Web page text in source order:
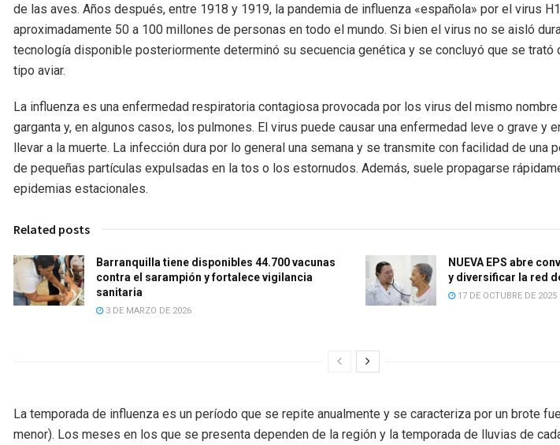
de las aves. Años después, entre 1918 y 1919, la pandemia de influenza «española» por el virus
aproximadamente 50 a 100 millones de personas en todo el mundo. Si bien el virus no se aisló
tecnología disponible posteriormente determinó su secuencia genética y se concluyó que se trató
tipo aviar.
La influenza es una enfermedad respiratoria contagiosa provocada por los virus del mismo
garganta y, en algunos casos, los pulmones. El virus puede causar una enfermedad leve o grave y
llevar a la muerte. La infección dura por lo general una semana y se transmite con facilidad de una
de pequeñas partículas expulsadas en la tos o los estornudos. Además, suele propagarse
epidemias estacionales.
Related posts
Barranquilla tiene disponibles 44.700 vacunas
contra el sarampión y fortalece vigilancia
sanitaria
3 DE MARZO DE 2026
NUEVA EPS abre
y diversificar la red
17 DE OCTUBRE DE 2025
La temporada de influenza es un período que se repite anualmente y se caracteriza por un brote
menor). Los meses en los que se presenta dependen de la región y la temporada de lluvias de